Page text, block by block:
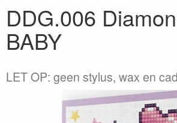
DDG.006
BABY
LET OP: geen stylus, wax en